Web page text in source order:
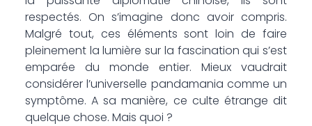
respectés. On s’imagine donc avoir compris.
Malgré tout, ces éléments sont loin de faire
pleinement la lumière sur la fascination qui s’est
emparée du monde entier. Mieux vaudrait
considérer l’universelle pandamania comme un
symptôme. A sa manière, ce culte étrange dit
quelque chose. Mais quoi ?